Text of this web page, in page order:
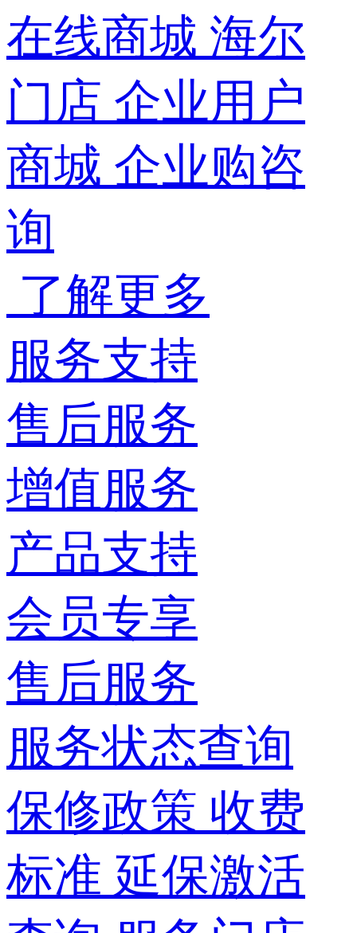
在线商城 海尔
门店 企业用户
商城 企业购咨
询
了解更多
服务支持
售后服务
增值服务
产品支持
会员专享
售后服务
服务状态查询
保修政策 收费
标准 延保激活